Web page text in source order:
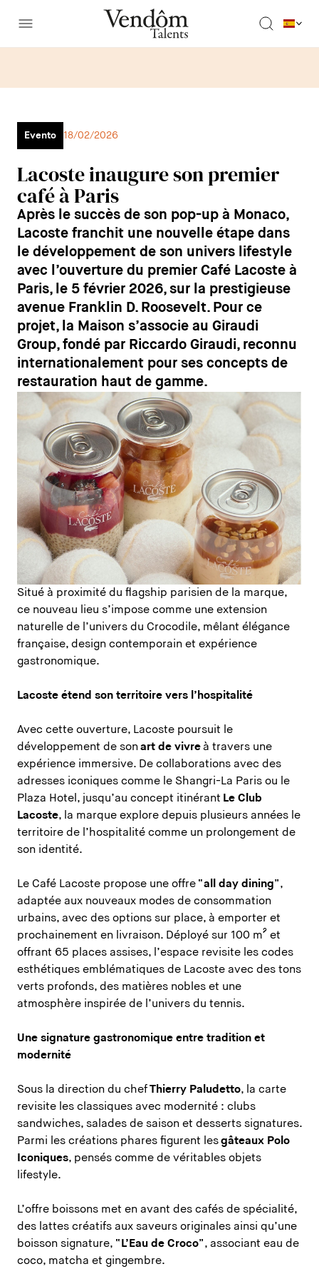
Evento 18/02/2026
Lacoste inaugure son premier
café à Paris
Après le succès de son pop-up à Monaco,
Lacoste franchit une nouvelle étape dans
le développement de son univers lifestyle
avec l’ouverture du premier Café Lacoste à
Paris, le 5 février 2026, sur la prestigieuse
avenue Franklin D. Roosevelt. Pour ce
projet, la Maison s’associe au Giraudi
Group, fondé par Riccardo Giraudi, reconnu
internationalement pour ses concepts de
restauration haut de gamme.
Situé à proximité du flagship parisien de la marque,
ce nouveau lieu s’impose comme une extension
naturelle de l’univers du Crocodile, mêlant élégance
française, design contemporain et expérience
gastronomique.
Lacoste étend son territoire vers l’hospitalité
Avec cette ouverture, Lacoste poursuit le
développement de sonart de vivreà travers une
expérience immersive. De collaborations avec des
adresses iconiques comme le Shangri-La Paris ou le
Plaza Hotel, jusqu’au concept itinérant Le Club
Lacoste, la marque explore depuis plusieurs années le
territoire de l’hospitalité comme un prolongement de
son identité.
Le Café Lacoste propose une offre “all day dining”,
adaptée aux nouveaux modes de consommation
urbains, avec des options sur place, à emporter et
prochainement en livraison. Déployé sur 100 m² et
offrant 65 places assises, l’espace revisite les codes
esthétiques emblématiques de Lacoste avec des tons
verts profonds, des matières nobles et une
atmosphère inspirée de l’univers du tennis.
Une signature gastronomique entre tradition et
modernité
Sous la direction du chefThierry Paludetto, la carte
revisite les classiques avec modernité : clubs
sandwiches, salades de saison et desserts signatures.
Parmi les créations phares figurent lesgâteaux Polo
Iconiques, pensés comme de véritables objets
lifestyle.
L’offre boissons met en avant des cafés de spécialité,
des lattes créatifs aux saveurs originales ainsi qu’une
boisson signature, “L’Eau de Croco”, associant eau de
coco, matcha et gingembre.